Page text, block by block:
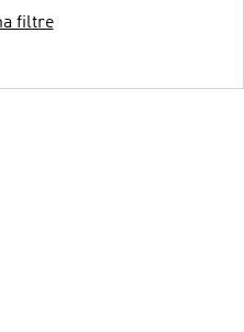
filtre